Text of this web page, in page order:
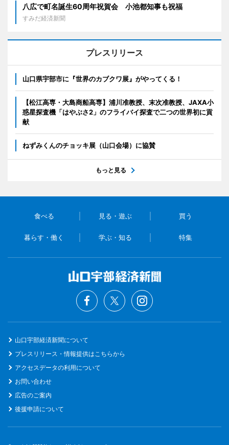
八広で町名誕生60周年祝賀会 小池都知事も祝福
すみだ経済新聞
プレスリリース
山口県宇部市に『世界のカブクワ展』がやってくる！
【松江高専・大島商船高専】浦川准教授、末次准教授、JAXA小
惑星探査機「はやぶさ2」のフライバイ探査で二つの世界初に貢
献
ねずみくんのチョッキ展（山口会場）に協賛
もっと見る
食べる 見る・遊ぶ 買う
暮らす・働く 学ぶ・知る 特集
山口宇部経済新聞について
プレスリリース・情報提供はこちらから
アクセスデータの利用について
お問い合わせ
広告のご案内
後援申請について